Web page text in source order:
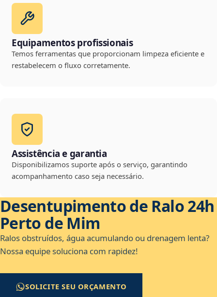
Equipamentos profissionais
Temos ferramentas que proporcionam limpeza eficiente e
restabelecem o fluxo corretamente.
Assistência e garantia
Disponibilizamos suporte após o serviço, garantindo
acompanhamento caso seja necessário.
Desentupimento de Ralo 24h
Perto de Mim
Ralos obstruídos, água acumulando ou drenagem lenta?
Nossa equipe soluciona com rapidez!
SOLICITE SEU ORÇAMENTO